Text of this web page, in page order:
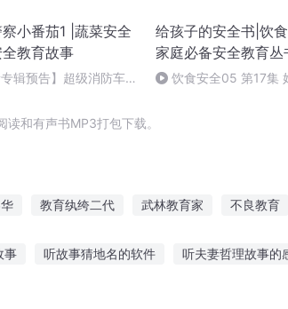
小番茄1 |蔬菜安全
教育故事
专辑预告】超级消防车世
给孩子的安全书|饮食
家庭必备安全教育丛
饮食安全05 第17集
和有声书MP3打包下载。
教育纨绔二代 武林教育家 不良教育
事 听故事猜地名的软件 听夫妻哲理故事的